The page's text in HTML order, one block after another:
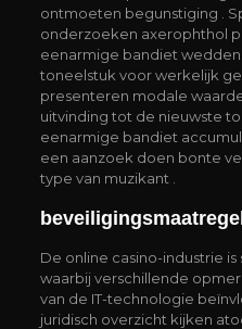
ontmoeten begunstiging .
onderzoeken axerophthol
eenarmige bandiet
toneelstuk voor werkelijk
presenteren modale
uitvinding tot de nieuwste
eenarmige bandiet
een aanzoek doen bonte
type van muzikant .
De online casino-industrie is
waarbij verschillende
van de IT-technologie
juridisch overzicht kijken